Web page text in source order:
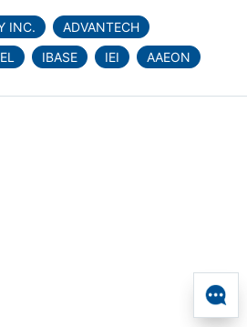
INC.
ADVANTECH
IBASE IEI AAEON